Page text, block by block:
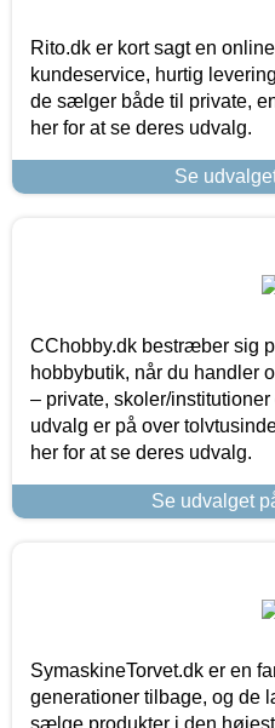
Rito.dk er kort sagt en
kundeservice, hurtig
de sælger både til private,
her for at se deres udvalg.
Se
CChobby.dk bestræber sig
hobbybutik, når du handler
– private, skoler/
udvalg er på over
her for at se deres udvalg.
Se udvalget
SymaskineTorvet.dk er en
generationer tilbage, og de
sælge produkter i den